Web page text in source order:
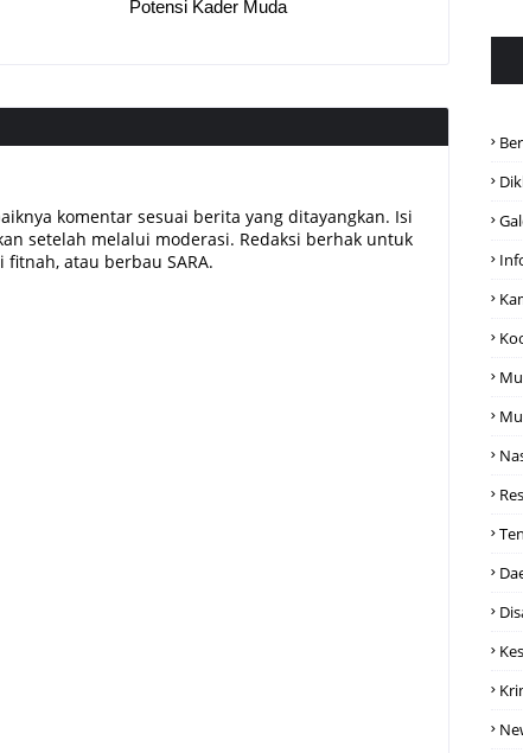
Potensi Kader Muda
komentar sesuai berita yang ditayangkan. Isi
setelah melalui moderasi. Redaksi berhak untuk
atau berbau SARA.